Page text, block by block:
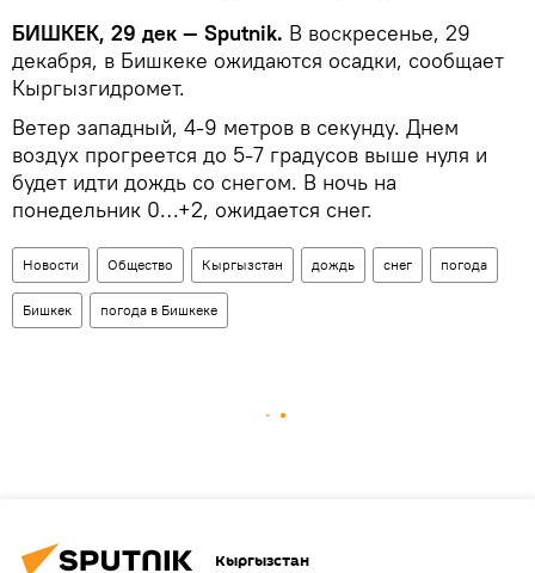
БИШКЕК, 29 дек — Sputnik. В воскресенье, 29
декабря, в Бишкеке ожидаются осадки, сообщает
Кыргызгидромет.
Ветер западный, 4-9 метров в секунду. Днем
воздух прогреется до 5-7 градусов выше нуля и
будет идти дождь со снегом. В ночь на
понедельник 0…+2, ожидается снег.
Новости Общество Кыргызстан дождь снег погода
Бишкек погода в Бишкеке
Кыргызстан